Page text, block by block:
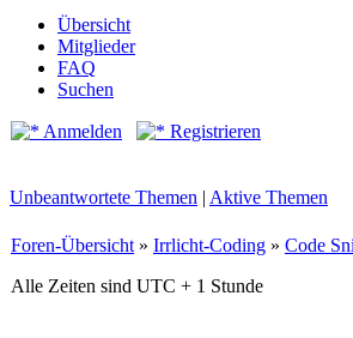
Übersicht
Mitglieder
FAQ
Suchen
Anmelden Registrieren
Unbeantwortete Themen | Aktive Themen
Foren-Übersicht » Irrlicht-Coding » Code
Alle Zeiten sind UTC + 1 Stunde